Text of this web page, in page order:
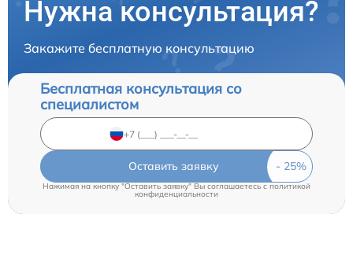
Нужна консультация?
Закажите бесплатную консультацию
Бесплатная консультация со
специалистом
Оставить заявку
Нажимая на кнопку "Оставить заявку" Вы соглашаетесь c политикой
конфиденциальности